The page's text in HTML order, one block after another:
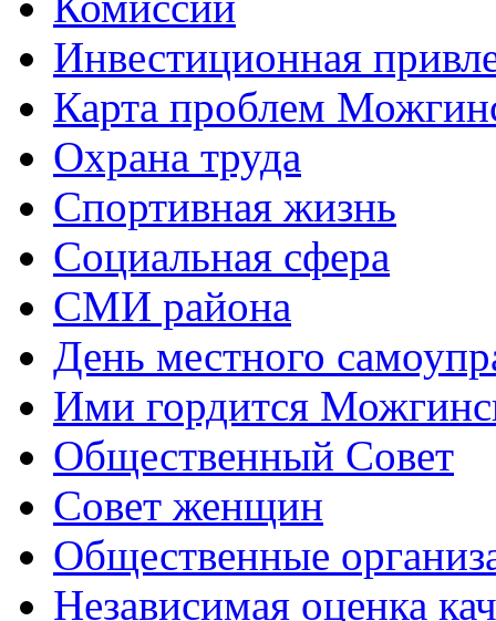
Инвестиционная
Карта проблем
Охрана труда
Спортивная жизнь
Социальная сфера
СМИ района
День местного
Ими гордится
Общественный Совет
Совет женщин
Общественные
Независимая оценка